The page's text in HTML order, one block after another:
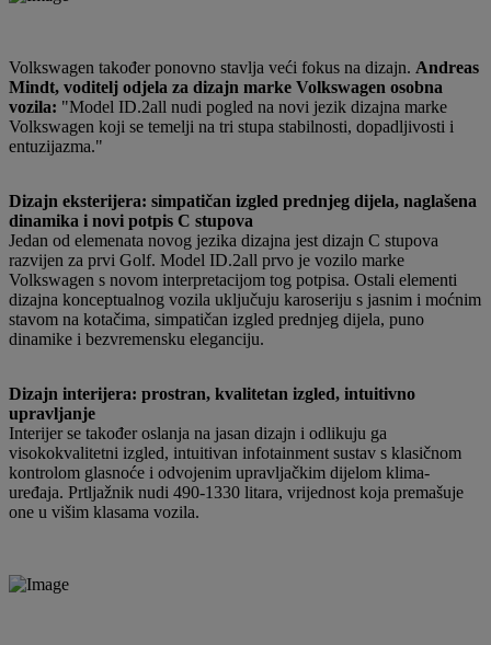
Volkswagen također ponovno stavlja veći fokus na dizajn. Andreas
Mindt, voditelj odjela za dizajn marke Volkswagen osobna
vozila: "Model ID.2all nudi pogled na novi jezik dizajna marke
Volkswagen koji se temelji na tri stupa stabilnosti, dopadljivosti i
entuzijazma."
Dizajn eksterijera: simpatičan izgled prednjeg dijela, naglašena
dinamika i novi potpis C stupova
Jedan od elemenata novog jezika dizajna jest dizajn C stupova
razvijen za prvi Golf. Model ID.2all prvo je vozilo marke
Volkswagen s novom interpretacijom tog potpisa. Ostali elementi
dizajna konceptualnog vozila uključuju karoseriju s jasnim i moćnim
stavom na kotačima, simpatičan izgled prednjeg dijela, puno
dinamike i bezvremensku eleganciju.
Dizajn interijera: prostran, kvalitetan izgled, intuitivno
upravljanje
Interijer se također oslanja na jasan dizajn i odlikuju ga
visokokvalitetni izgled, intuitivan infotainment sustav s klasičnom
kontrolom glasnoće i odvojenim upravljačkim dijelom klima-
uređaja. Prtljažnik nudi 490-1330 litara, vrijednost koja premašuje
one u višim klasama vozila.